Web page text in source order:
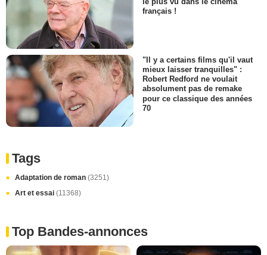
français !
"Il y a certains films qu'il vaut
mieux laisser tranquilles" :
Robert Redford ne voulait
absolument pas de remake
pour ce classique des années
70
Tags
Adaptation de roman (3251)
Art et essai (11368)
Top Bandes-annonces